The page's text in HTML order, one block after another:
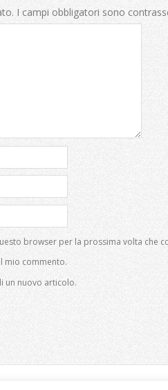
I campi obbligatori sono
browser per la prossima volta che
mio commento.
un nuovo articolo.